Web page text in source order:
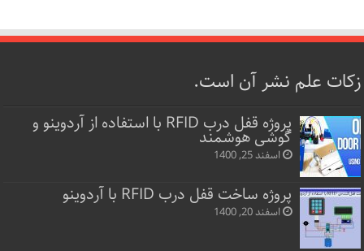
زکات علم نشر آن است.
پروژه قفل‌ درب RFID با استفاده از آردوینو و
گوشی هوشمند
اسفند 25, 1400
پروژه ساخت قفل‌ درب RFID با آردوینو
اسفند 20, 1400